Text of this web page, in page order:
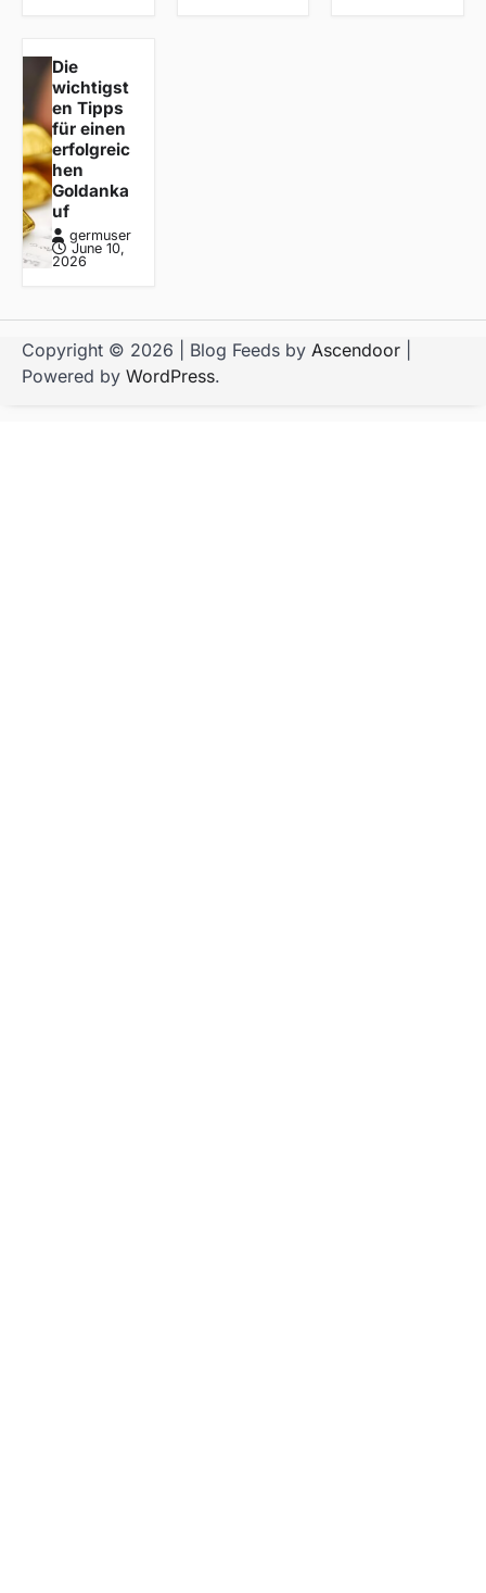
Die
wichtigst
en Tipps
für einen
erfolgreic
hen
Goldanka
uf
germuser
June 10,
2026
Copyright © 2026 | Blog Feeds by Ascendoor
Powered by WordPress.